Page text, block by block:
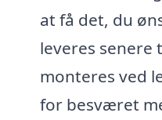
at få det, du
leveres senere
monteres ved
for besværet